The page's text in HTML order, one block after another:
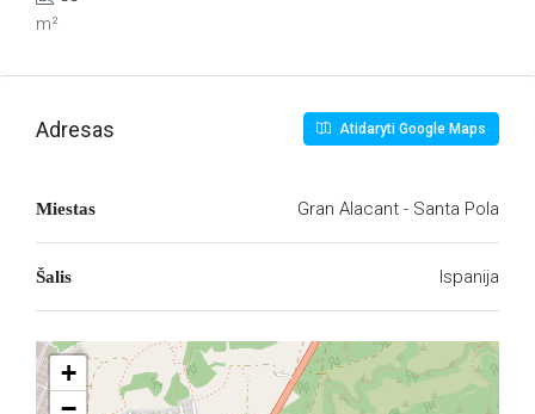
m²
Adresas Atidaryti Google Maps
Miestas Gran Alacant - Santa Pola
Šalis Ispanija
+